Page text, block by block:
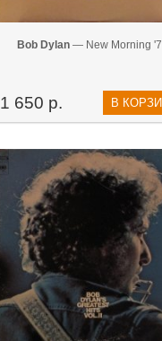
Bob Dylan — New Morning
1 650 р. В